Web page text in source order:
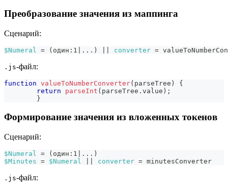
Преобразование значения из маппинга
Сценарий:
$Numeral = (один:1|...) converter =
.js-файл:
function valueToNumberConverter( parseTree )
{
return
parseInt ( parseTree . value ) ;
}
Формирование значения из вложенных токенов
Сценарий:
$Numeral = (один:1|...)
$Minutes = $Numeral converter = minutesConverter
.js-файл: